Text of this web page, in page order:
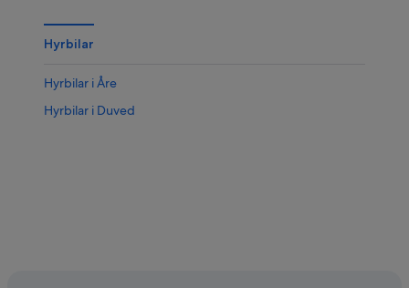
Hyrbilar
Hyrbilar i Åre
Hyrbilar i Duved